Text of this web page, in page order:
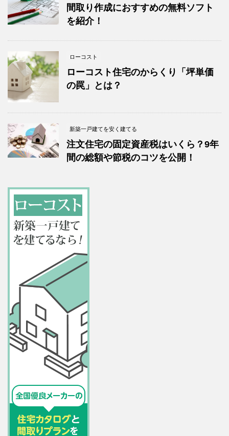
間取り作成におすすめの無料ソフト
を紹介！
ローコスト
ローコスト住宅のからくり「坪単価
の罠」とは？
新築一戸建てを安く建てる
注文住宅の固定資産税はいくら？9年
間の総額や節税のコツを公開！